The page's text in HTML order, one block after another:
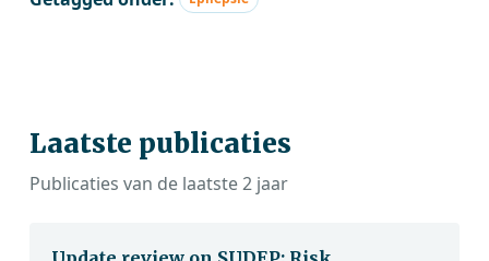
Laatste publicaties
Publicaties van de laatste 2 jaar